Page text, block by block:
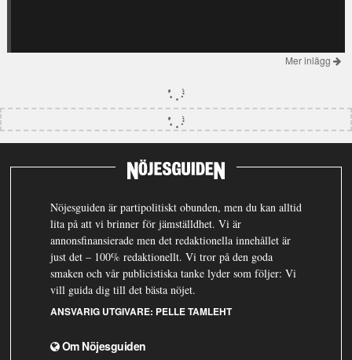
Mer inlägg
Nöjesguiden är partipolitiskt obunden, men du kan alltid
lita på att vi brinner för jämställdhet. Vi är
annonsfinansierade men det redaktionella innehållet är
just det – 100% redaktionellt. Vi tror på den goda
smaken och vår publicistiska tanke lyder som följer: Vi
vill guida dig till det bästa nöjet.
ANSVARIG UTGIVARE: PELLE TAMLEHT
Om Nöjesguiden